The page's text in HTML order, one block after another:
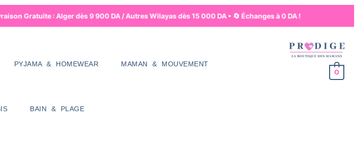
Gratuite : Alger dès 9 900 DA / Autres Wilayas dès 15 000 DA • 🔄 Échanges à 0 DA !
PYJAMA & HOMEWEAR MAMAN & MOUVEMENT
BAIN & PLAGE
0